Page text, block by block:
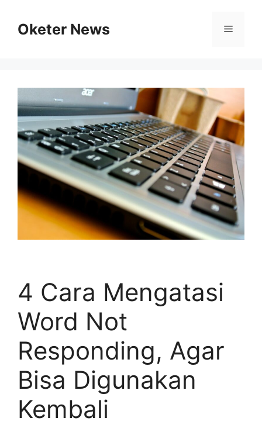
contentOketer News Menu
4 Cara Mengatasi
Word Not
Responding, Agar
Bisa Digunakan
Kembali